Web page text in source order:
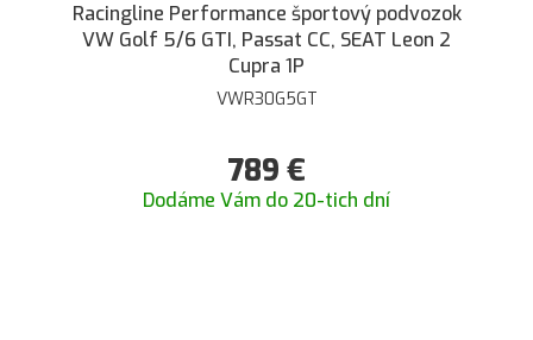
Racingline Performance športový podvozok
VW Golf 5/6 GTI, Passat CC, SEAT Leon 2
Cupra 1P
VWR30G5GT
789 €
Dodáme Vám do 20-tich dní